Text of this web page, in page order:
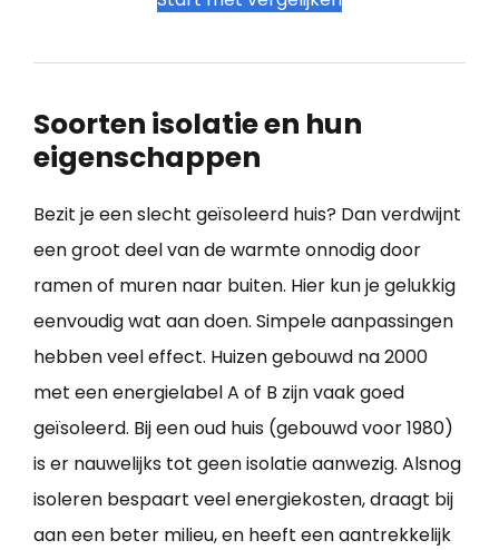
Soorten isolatie en hun
eigenschappen
Bezit je een slecht geïsoleerd huis? Dan verdwijnt
een groot deel van de warmte onnodig door
ramen of muren naar buiten. Hier kun je gelukkig
eenvoudig wat aan doen. Simpele aanpassingen
hebben veel effect. Huizen gebouwd na 2000
met een energielabel A of B zijn vaak goed
geïsoleerd. Bij een oud huis (gebouwd voor 1980)
is er nauwelijks tot geen isolatie aanwezig. Alsnog
isoleren bespaart veel energiekosten, draagt bij
aan een beter milieu, en heeft een aantrekkelijk